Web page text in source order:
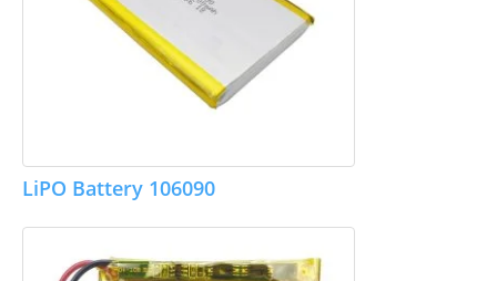
LiPO Battery 106090